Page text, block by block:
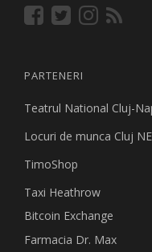
PARTENERI
Teatrul National Cluj-
Locuri de munca Cluj
TimoShop
Taxi Heathrow
Bitcoin Exchange
Farmacia Dr. Max